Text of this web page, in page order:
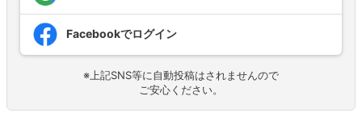
Facebookでログイン
※上記SNS等に自動投稿はされませんので
ご安心ください。